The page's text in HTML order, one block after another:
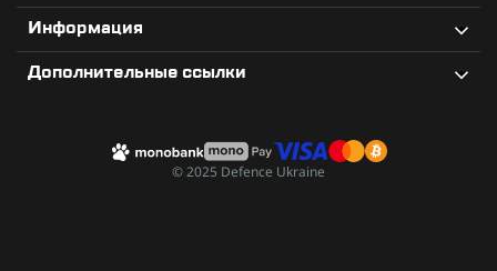
Информация
Дополнительные ссылки
© 2025 Defence Ukraine